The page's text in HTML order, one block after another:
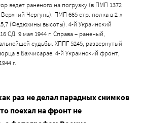
ведет раненого на погрузку (в ПМП 1372
Чергунь). ПМП 665 стр. полка в 2-х
(Федюхины высоты). 4-й Украинский
СД. 9 мая 1944 г. Справа – раненый,
судьбы. ХППГ 5245, развернутый
в Бахчисарае. 4-й Украинский фронт,
г.
раз не делал парадных снимков
поехал на фронт не